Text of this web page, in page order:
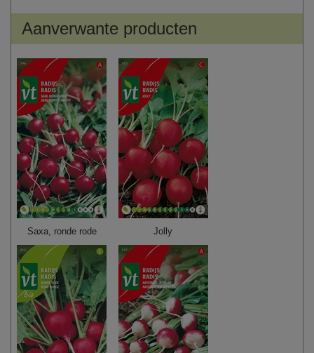
Aanverwante producten
Saxa, ronde rode Jolly